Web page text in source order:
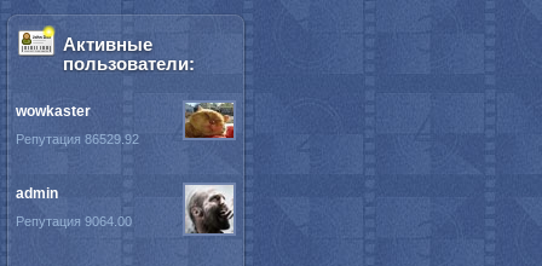
Активные
пользователи:
wowkaster
Репутация 86529.92
admin
Репутация 9064.00